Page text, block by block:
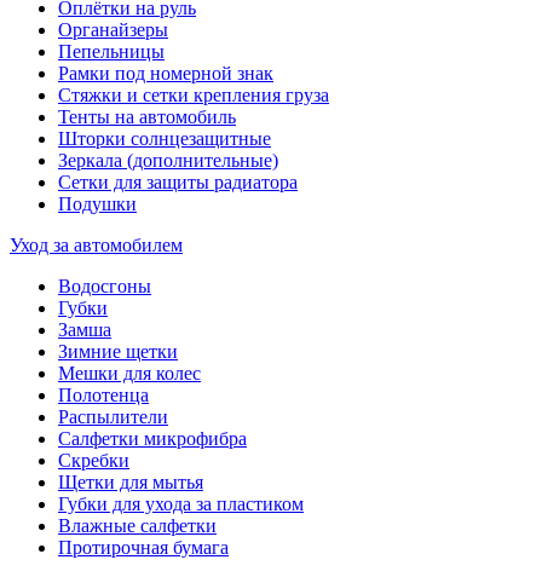
Оплётки на руль
Органайзеры
Пепельницы
Рамки под номерной знак
Стяжки и сетки крепления груза
Тенты на автомобиль
Шторки солнцезащитные
Зеркала (дополнительные)
Сетки для защиты радиатора
Подушки
Уход за автомобилем
Водосгоны
Губки
Замша
Зимние щетки
Мешки для колес
Полотенца
Распылители
Салфетки микрофибра
Скребки
Щетки для мытья
Губки для ухода за пластиком
Влажные салфетки
Протирочная бумага